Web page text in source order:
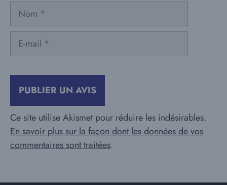
Nom
mail
Ce site utilise Akismet pour réduire les indésirables.
En savoir plus sur la façon dont les données de vos
commentaires sont traitées.